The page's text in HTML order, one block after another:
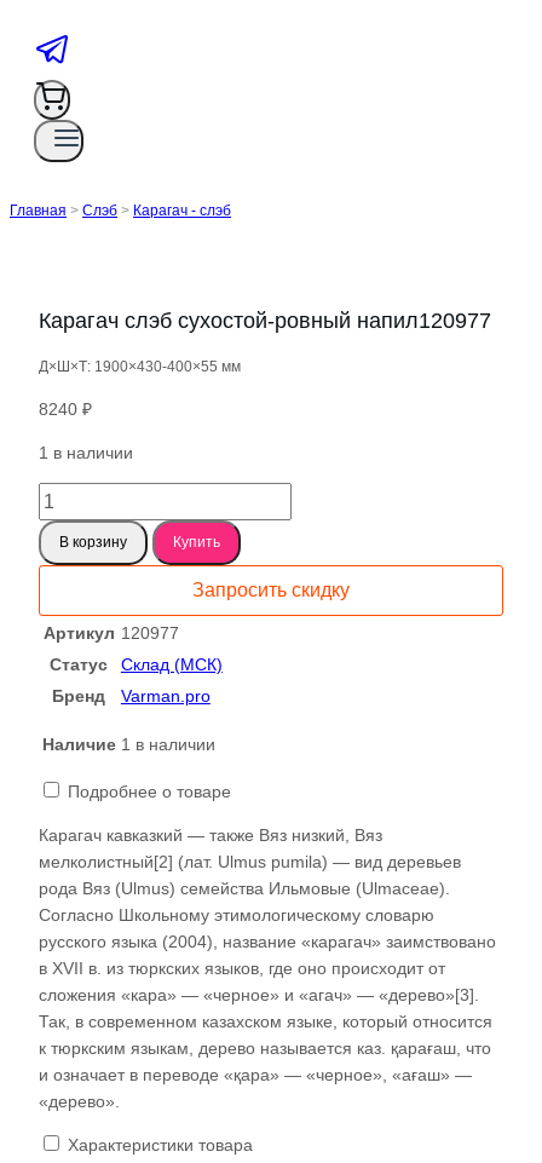
Главная > Слэб > Карагач - слэб
Карагач слэб сухостой-ровный напил120977
Д×Ш×Т: 1900×430-400×55 мм
8240 ₽
1 в наличии
Количество
товара
Карагач
слэб
ровный
напил120977
В корзину Купить
Запросить скидку
Артикул 120977
Статус
Склад (МСК)
Бренд
Varman.pro
Наличие 1 в наличии
Подробнее о товаре
Карагач кавказкий — также Вяз низкий, Вяз
мелколистный[2] (лат. Ulmus pumila) — вид деревьев
рода Вяз (Ulmus) семейства Ильмовые (Ulmaceae).
Согласно Школьному этимологическому словарю
русского языка (2004), название «карагач» заимствовано
в XVII в. из тюркских языков, где оно происходит от
сложения «кара» — «черное» и «агач» — «дерево»[3].
Так, в современном казахском языке, который относится
к тюркским языкам, дерево называется каз. қарағаш, что
и означает в переводе «қара» — «черное», «ағаш» —
«дерево».
Характеристики товара